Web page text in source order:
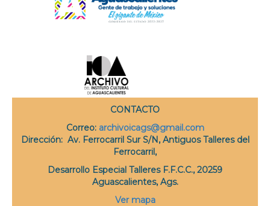
CONTACTO
Correo: archivoicags@gmail.com
Dirección: Av. Ferrocarril Sur S/N, Antiguos Talleres del
Ferrocarril,
Desarrollo Especial Talleres F.F.C.C., 20259
Aguascalientes, Ags.
Ver mapa